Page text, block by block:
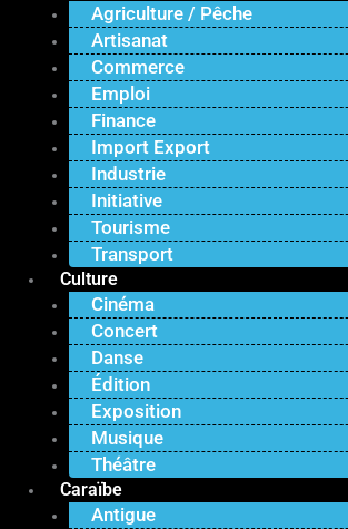
Agriculture / Pêche
Artisanat
Commerce
Emploi
Finance
Import Export
Industrie
Initiative
Tourisme
Transport
Culture
Cinéma
Concert
Danse
Édition
Exposition
Musique
Théâtre
Caraïbe
Antigue